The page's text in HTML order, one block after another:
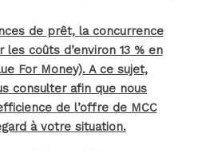
de prêt, la concurrence
coûts d’environ 13 % en
For Money). A ce sujet,
consulter afin que nous
de l’offre de MCC
à votre situation.